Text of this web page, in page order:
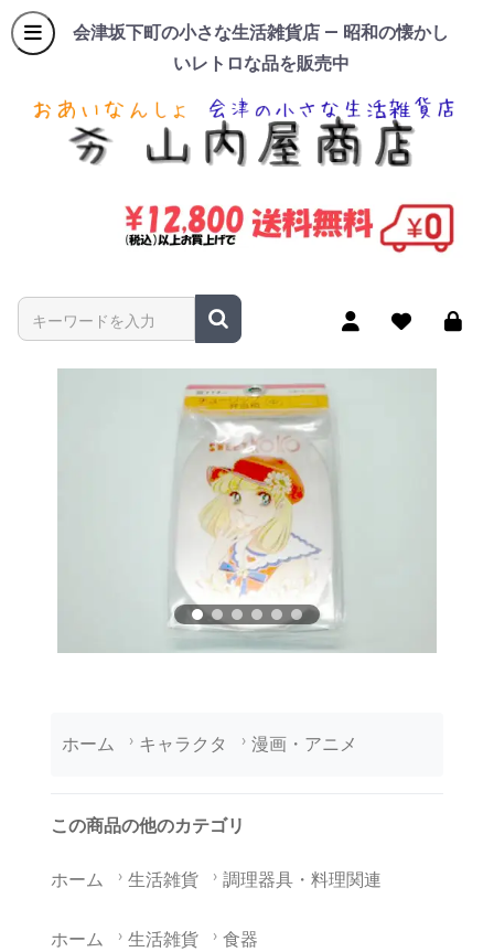
会津坂下町の小さな生活雑貨店 — 昭和の懐かし
いレトロな品を販売中
商品名やキーワードを入力
ホーム キャラクタ 漫画・アニメ
この商品の他のカテゴリ
ホーム 生活雑貨 調理器具・料理関連
ホーム 生活雑貨 食器